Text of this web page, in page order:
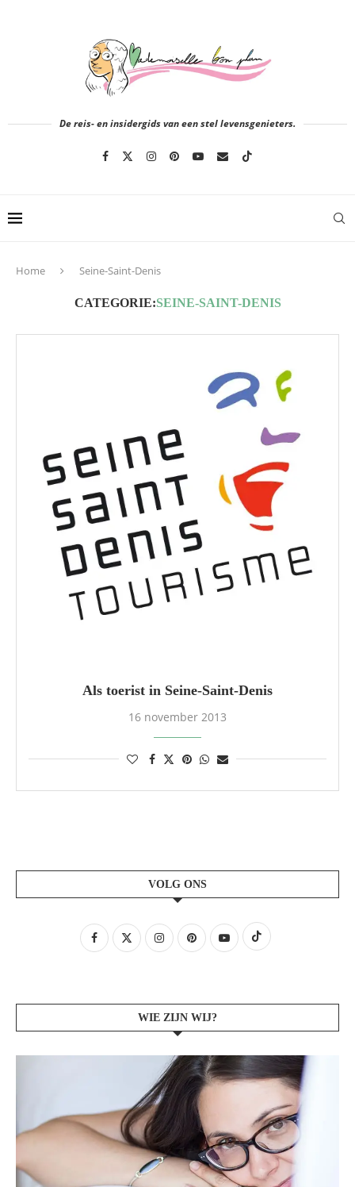
De reis- en insidergids van een stel levensgenieters.
Home Seine-Saint-Denis
CATEGORIE:SEINE-SAINT-DENIS
Als toerist in Seine-Saint-Denis
16 november 2013
VOLG ONS
WIE ZIJN WIJ?